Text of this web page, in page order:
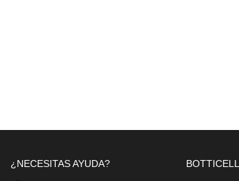
¿NECESITAS AYUDA?